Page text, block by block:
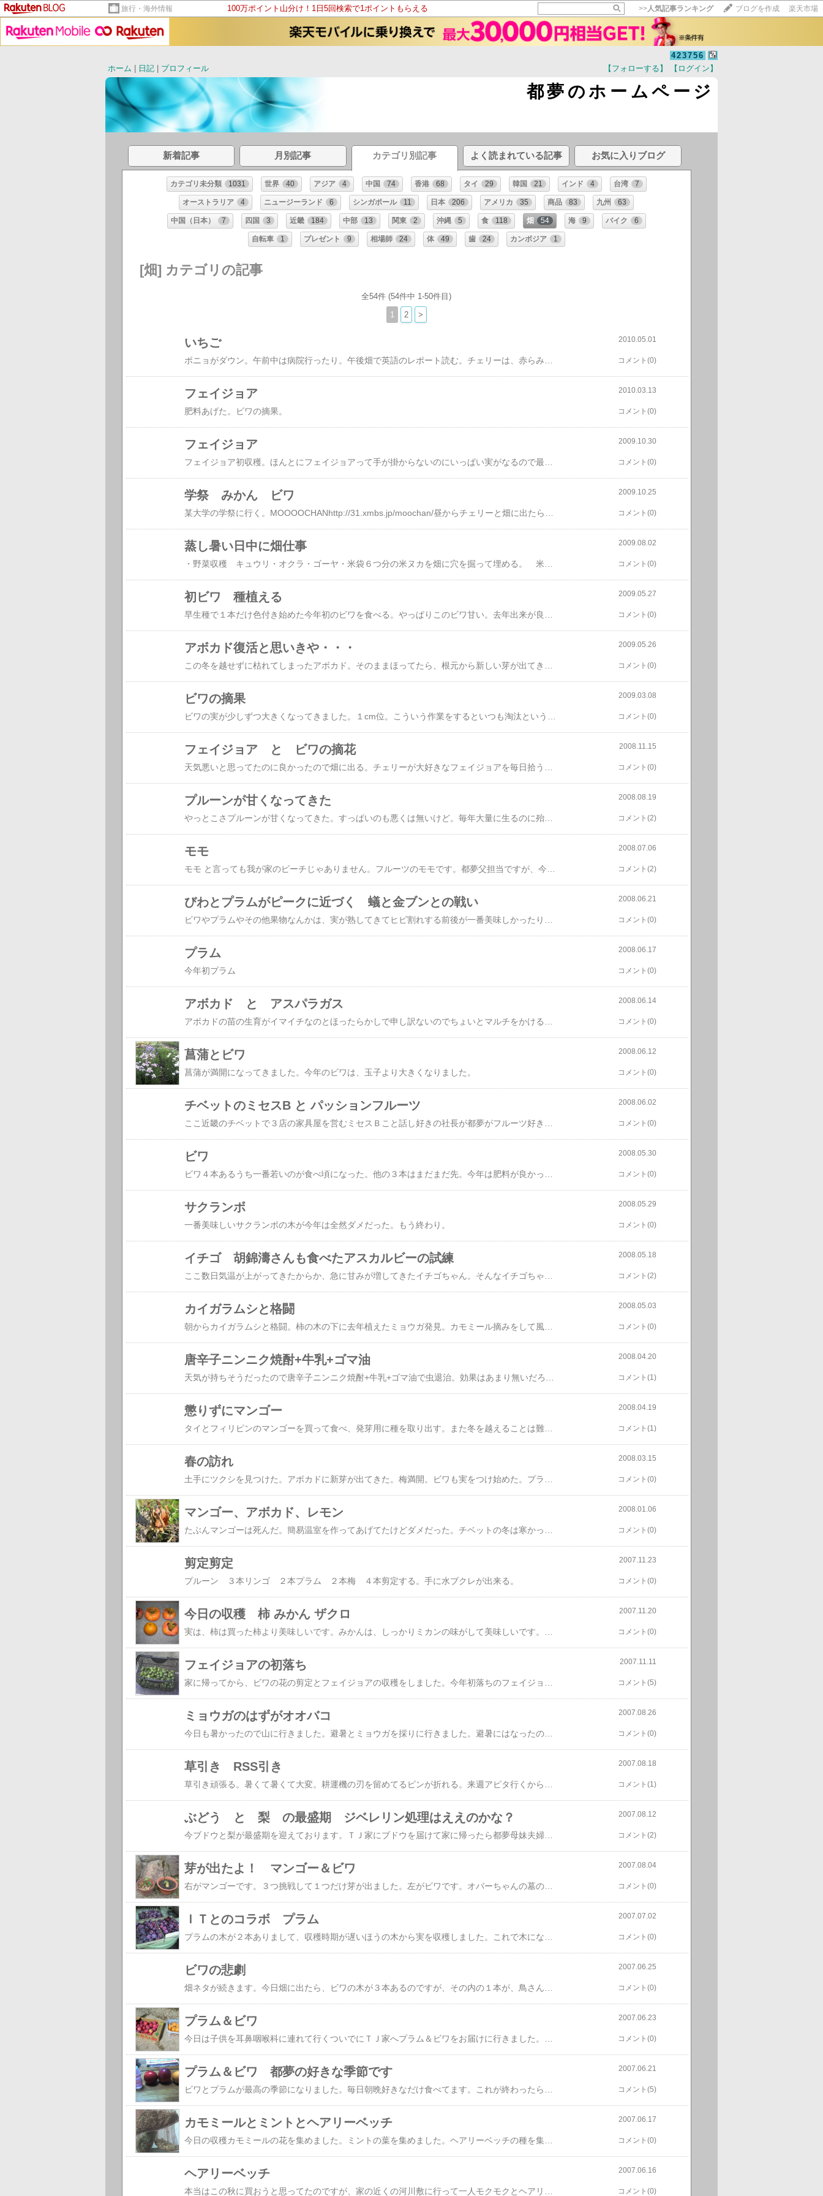
旅行・海外情報 100万ポイント山分け！1日5回検索で1ポイントもらえる >>人気記事ランキング ブログを作成 楽天市場
423756
ホーム
日記 プロフィール 【フォローする】 【ログイン】
都夢のホームページ
新着記事 月別記事 カテゴリ別記事 よく読まれている記事 お気に入りブログ
カテゴリ未分類 1031 世界 40 アジア 4 中国 74 香港 68 タイ 29 韓国 21 インド 4 台湾 7
オーストラリア 4 ニュージーランド 6 シンガポール 11 日本 206 アメリカ 35 商品 83 九州 63
中国（日本） 7 四国 3 近畿 184 中部 13 関東 2 沖縄 5 食 118 畑 54 海 9 バイク 6
自転車 1 プレゼント 9 相場師 24 体 49 歯 24 カンボジア 1
[畑] カテゴリの記事
全54件 (54件中 1-50件目)
1 2 >
いちご 2010.05.01
コメント(0)
フェイジョア
肥料あげた。ビワの摘果。
2010.03.13
コメント(0)
フェイジョア 2009.10.30
コメント(0)
学祭 みかん ビワ 2009.10.25
コメント(0)
蒸し暑い日中に畑仕事 2009.08.02
コメント(0)
初ビワ 種植える 2009.05.27
コメント(0)
アボカド復活と思いきや・・・ 2009.05.26
コメント(0)
ビワの摘果 2009.03.08
コメント(0)
フェイジョア と ビワの摘花 2008.11.15
コメント(0)
プルーンが甘くなってきた
やっとこさプルーンが甘くなってきた。すっぱいのも悪くは無いけど。毎年大量に生るのに殆どほかしてる。どうにかならんかなぁ～。
2008.08.19
コメント(2)
モモ 2008.07.06
コメント(2)
びわとプラムがピークに近づく 蟻と金ブンとの戦い 2008.06.21
コメント(0)
プラム
今年初プラム
2008.06.17
コメント(0)
アボカド と アスパラガス 2008.06.14
コメント(0)
菖蒲とビワ
菖蒲が満開になってきました。今年のビワは、玉子より大きくなりました。
2008.06.12
コメント(0)
チベットのミセスB と パッションフルーツ 2008.06.02
コメント(0)
ビワ 2008.05.30
コメント(0)
サクランボ
一番美味しいサクランボの木が今年は全然ダメだった。もう終わり。
2008.05.29
コメント(0)
イチゴ 胡錦濤さんも食べたアスカルビーの試練 2008.05.18
コメント(2)
カイガラムシと格闘
朝からカイガラムシと格闘。柿の木の下に去年植えたミョウガ発見。カモミール摘みをして風呂に入れた。
2008.05.03
コメント(0)
唐辛子ニンニク焼酎+牛乳+ゴマ油 2008.04.20
コメント(1)
懲りずにマンゴー
タイとフィリピンのマンゴーを買って食べ、発芽用に種を取り出す。また冬を越えることは難しいだろうと思うものの、また挑戦。
2008.04.19
コメント(1)
春の訪れ 2008.03.15
コメント(0)
マンゴー、アボカド、レモン 2008.01.06
コメント(0)
剪定剪定
プルーン ３本リンゴ ２本プラム ２本梅 ４本剪定する。手に水ブクレが出来る。
2007.11.23
コメント(0)
今日の収穫 柿 みかん ザクロ 2007.11.20
コメント(0)
フェイジョアの初落ち 2007.11.11
コメント(5)
ミョウガのはずがオオバコ
今日も暑かったので山に行きました。避暑とミョウガを採りに行きました。避暑にはなったのですがミョウガが思った所にはありませんでした。仕方が無いのでオオバコを採って帰りました。帰ってブドウの木の根元に植えました。コンパニオンプランツってやつです。そもそもミョウガを採りに行こうと思ったのは、都夢父が草刈の時に柿の根元に植えてあったミョウガを刈ってしまったからです。トホホ。
2007.08.26
コメント(0)
草引き RSS引き 2007.08.18
コメント(1)
ぶどう と 梨 の最盛期 ジベレリン処理はええのかな？
今ブドウと梨が最盛期を迎えております。ＴＪ家にブドウを届けて家に帰ったら都夢母妹夫婦が畑に来ていました。都夢母妹夫婦「都夢父さん、上手いことブドウ作りはるなぁ。」都夢「ブドウの本場の人が、よーそんなこと言いますわ。」都夢母妹夫婦「へへへ。」都夢「薬使ってないから種あるし食べにくいでしょ。」都夢母妹夫婦「何ゆーてますの、わたしらの所では、みんな種あり食べてますよ。種無しは売り物ですがな。」ギョギョ！本場の人が、種無しは怖いゆーて食べてません。ブドウを種無しにするには、ジベレリン処理をするのですが、ジベレリンは植物ホルモンでして多分害は無いとは思うのですが、あの液体の色とか見てる人はあんまり体に良くなさそうに思えるんでしょうね。
2007.08.12
コメント(2)
芽が出たよ！ マンゴー＆ビワ
右がマンゴーです。３つ挑戦して１つだけ芽が出ました。左がビワです。オバーちゃんの墓の近くにあったビワが小粒なのにめちゃ美味しかったので、盗って（頂いて）きました。
2007.08.04
コメント(0)
ＩＴとのコラボ プラム 2007.07.02
コメント(0)
ビワの悲劇 2007.06.25
コメント(0)
プラム＆ビワ 2007.06.23
コメント(0)
プラム＆ビワ 都夢の好きな季節です 2007.06.21
コメント(5)
カモミールとミントとヘアリーベッチ
今日の収穫カモミールの花を集めました。ミントの葉を集めました。ヘアリーベッチの種を集めました。
2007.06.17
コメント(0)
ヘアリーベッチ 2007.06.16
コメント(0)